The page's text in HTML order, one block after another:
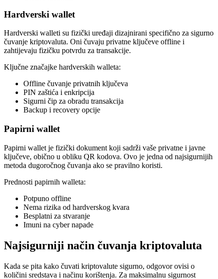
Hardverski wallet
Hardverski walleti su fizički uređaji dizajnirani specifično za sigurno
čuvanje kriptovaluta. Oni čuvaju privatne ključeve offline i
zahtijevaju fizičku potvrdu za transakcije.
Ključne značajke hardverskih walleta:
Offline čuvanje privatnih ključeva
PIN zaštića i enkripcija
Sigurni čip za obradu transakcija
Backup i recovery opcije
Papirni wallet
Papirni wallet je fizički dokument koji sadrži vaše privatne i javne
ključeve, obično u obliku QR kodova. Ovo je jedna od najsigurnijih
metoda dugoročnog čuvanja ako se pravilno koristi.
Prednosti papirnih walleta:
Potpuno offline
Nema rizika od hardverskog kvara
Besplatni za stvaranje
Imuni na cyber napade
Najsigurniji način čuvanja kriptovaluta
Kada se pita kako čuvati kriptovalute sigurno, odgovor ovisi o
količini sredstava i načinu korištenja. Za maksimalnu sigurnost